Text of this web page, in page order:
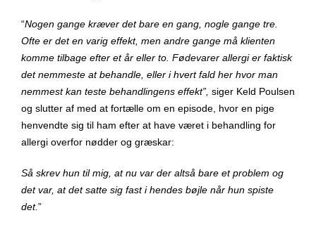
“Nogen gange kræver det bare en gang, nogle gange tre.
Ofte er det en varig effekt, men andre gange må klienten
komme tilbage efter et år eller to. Fødevarer allergi er faktisk
det nemmeste at behandle, eller i hvert fald her hvor man
nemmest kan teste behandlingens effekt”, siger Keld Poulsen
og slutter af med at fortælle om en episode, hvor en pige
henvendte sig til ham efter at have været i behandling for
allergi overfor nødder og græskar:
Så skrev hun til mig, at nu var der altså bare et problem og
det var, at det satte sig fast i hendes bøjle når hun spiste
det.”